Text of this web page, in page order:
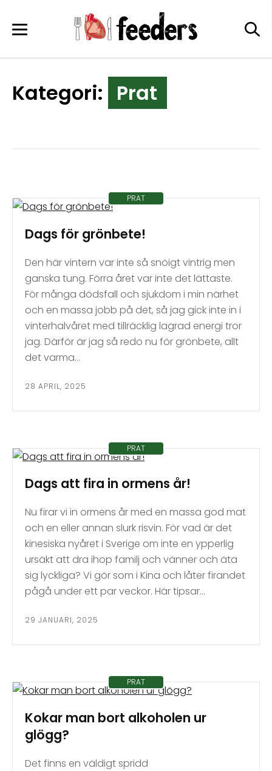
Kategori: Prat
PRAT
Dags för grönbete!
Den här vintern var inte så snöigt vintrig men
ganska tung. Förra året var inte det lättaste.
För många dödsfall och sjukdom i min närhet
och en massa jobb på det, så jag gick inte in i
vinterhalvåret med tillräcklig lagrad energi tror
jag. Därför är jag så redo nu för grönbete, allt
det varma…
28 APRIL, 2025
PRAT
Dags att fira in ormens år!
Nu firar vi in ormens år med en massa god mat
och en eller annan slurk risvin. För vad är det
kinesiska nyåret i Sverige om inte en ypperlig
ursäkt att dra ihop familj och vänner och äta
sig lyckliga? Vi gör som i Kina och låter firandet
pågå under ett par veckor. Här tipsar…
29 JANUARI, 2025
PRAT
Kokar man bort alkoholen ur
glögg?
Det finns en väldigt spridd